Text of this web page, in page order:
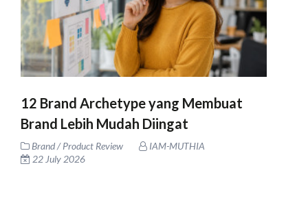
12 Brand Archetype yang Membuat
Brand Lebih Mudah Diingat
Brand / Product Review
IAM-MUTHIA
22 July 2026